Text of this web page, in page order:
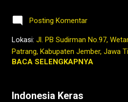
jember
yang diliputi angkara
gentayangan,
setan gentayangan
gangguan Hinggo
api, bisa (racun),
Posting Komentar
Lokasi: Jl. PB Sudirman No.97,
Patrang, Kabupaten Jember, Jawa
BACA SELENGKAPNYA
Indonesia Keras